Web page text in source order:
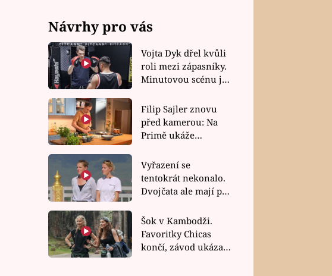
Návrhy pro vás
Vojta Dyk dřel kvůli
roli mezi zápasníky.
Minutovou scénu jel
Filip Sajler znovu
před kamerou: Na
Primě ukáže
rychlé recepty
Vyřazení se
tentokrát nekonalo.
Dvojčata ale mají po
závodu nůž na krku
Šok v Kambodži.
Favoritky Chicas
končí, závod ukázal